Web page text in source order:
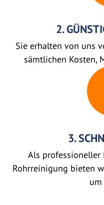
2.
Sie erhalten von uns
sämtlichen Kosten,
3.
Als professioneller
Rohrreinigung bieten
um